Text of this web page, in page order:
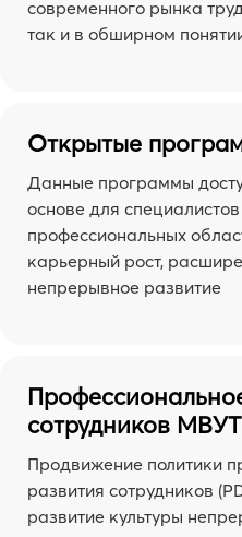
современного рынка
так и в обширном
Открытые
Данные программы
основе для
профессиональных
карьерный рост,
непрерывное развитие
сотрудников МВУТ
Продвижение политики
развития сотрудников
развитие культуры